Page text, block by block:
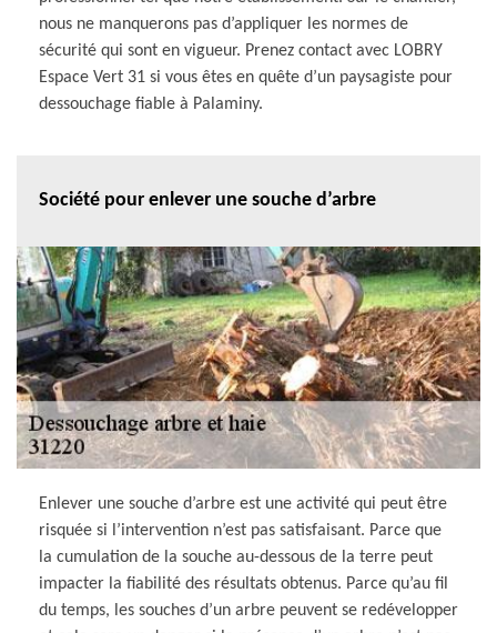
nous ne manquerons pas d’appliquer les normes de
sécurité qui sont en vigueur. Prenez contact avec LOBRY
Espace Vert 31 si vous êtes en quête d’un paysagiste pour
dessouchage fiable à Palaminy.
Société pour enlever une souche d’arbre
Enlever une souche d’arbre est une activité qui peut être
risquée si l’intervention n’est pas satisfaisant. Parce que
la cumulation de la souche au-dessous de la terre peut
impacter la fiabilité des résultats obtenus. Parce qu’au fil
du temps, les souches d’un arbre peuvent se redévelopper